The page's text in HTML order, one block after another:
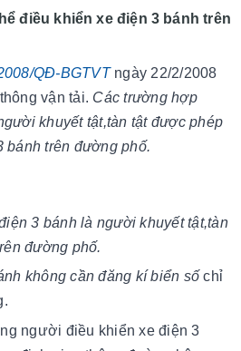
điều khiển xe điện 3 bánh trên
QĐ-BGTVTngày 22/2/2008
vận tải. Các trường hợp
khuyết tật,tàn tật được phép
bánh trên đường phố.
3 bánh là người khuyết tật,tàn
đường phố.
không cần đăng kí biển số chỉ
người điều khiển xe điện 3